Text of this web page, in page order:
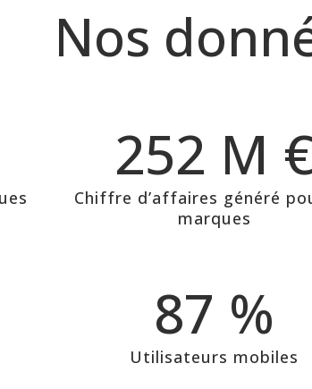
Nos
252 M
Chiffre d’affaires généré
marques
87 %
Utilisateurs mobiles